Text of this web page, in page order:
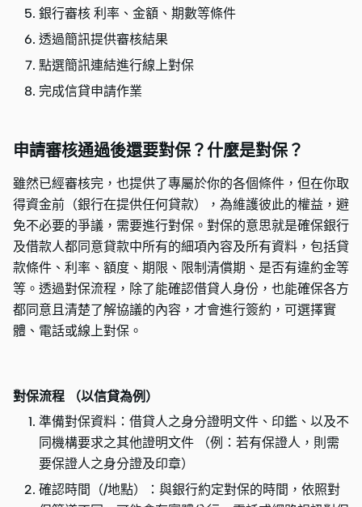
銀行審核 利率、金額、期數等條件
透過簡訊提供審核結果
點選簡訊連結進行線上對保
完成信貸申請作業
申請審核通過後還要對保？什麼是對保？
雖然已經審核完，也提供了專屬於你的各個條件，但在你取
得資金前（銀行在提供任何貸款），為維護彼此的權益，避
免不必要的爭議，需要進行對保。對保的意思就是確保銀行
及借款人都同意貸款中所有的細項內容及所有資料，包括貸
款條件、利率、額度、期限、限制清償期、是否有違約金等
等。透過對保流程，除了能確認借貸人身份，也能確保各方
都同意且清楚了解協議的內容，才會進行簽約，可選擇實
體、電話或線上對保。
對保流程 （以信貸為例）
準備對保資料：借貸人之身分證明文件、印鑑、以及不
同機構要求之其他證明文件 （例：若有保證人，則需
要保證人之身分證及印章）
確認時間（/地點）：與銀行約定對保的時間，依照對